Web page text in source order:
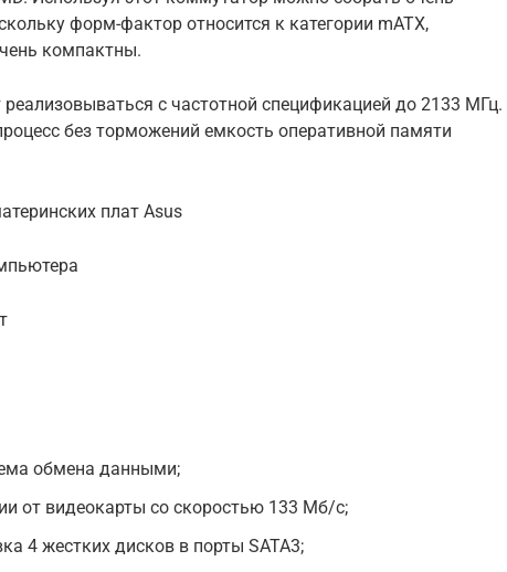
форм-фактор относится к категории mATX,
компактны.
с частотной спецификацией до 2133 МГц.
без торможений емкость оперативной памяти
плат Asus
обмена данными;
от видеокарты со скоростью 133 Мб/с;
4 жестких дисков в порты SATA3;